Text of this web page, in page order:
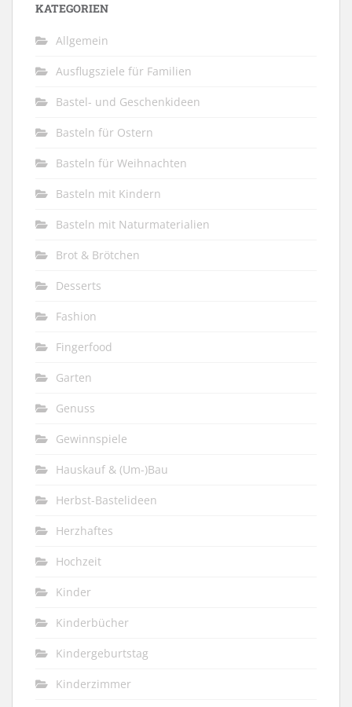
KATEGORIEN
Allgemein
Ausflugsziele für Familien
Bastel- und Geschenkideen
Basteln für Ostern
Basteln für Weihnachten
Basteln mit Kindern
Basteln mit Naturmaterialien
Brot & Brötchen
Desserts
Fashion
Fingerfood
Garten
Genuss
Gewinnspiele
Hauskauf & (Um-)Bau
Herbst-Bastelideen
Herzhaftes
Hochzeit
Kinder
Kinderbücher
Kindergeburtstag
Kinderzimmer